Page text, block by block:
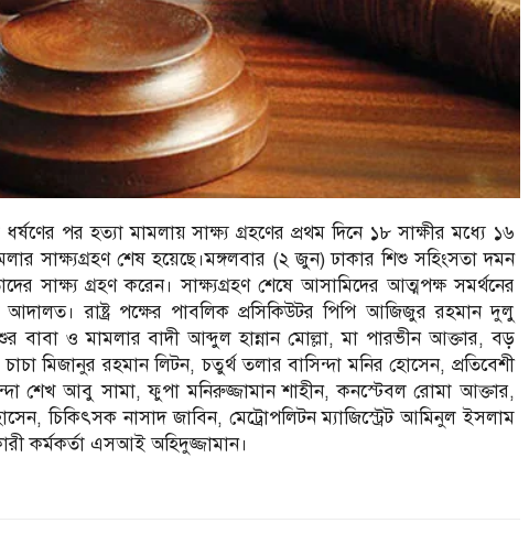
পর হত্যা মামলায় সাক্ষ্য গ্রহণের প্রথম দিনে ১৮ সাক্ষীর মধ্যে ১৬
সাক্ষ্যগ্রহণ শেষ হয়েছে।মঙ্গলবার (২ জুন) ঢাকার শিশু সহিংসতা দমন
সাক্ষ্য গ্রহণ করেন। সাক্ষ্যগ্রহণ শেষে আসামিদের আত্মপক্ষ সমর্থনের
রাষ্ট্র পক্ষের পাবলিক প্রসিকিউটর পিপি আজিজুর রহমান দুলু
বাবা ও মামলার বাদী আব্দুল হান্নান মোল্লা, মা পারভীন আক্তার, বড়
মিজানুর রহমান লিটন, চতুর্থ তলার বাসিন্দা মনির হোসেন, প্রতিবেশী
শেখ আবু সামা, ফুপা মনিরুজ্জামান শাহীন, কনস্টেবল রোমা আক্তার,
চিকিৎসক নাসাদ জাবিন, মেট্রোপলিটন ম্যাজিস্ট্রেট আমিনুল ইসলাম
কর্মকর্তা এসআই অহিদুজ্জামান।